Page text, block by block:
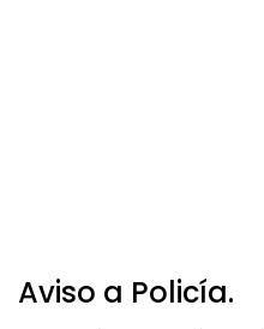
Aviso a Policía.